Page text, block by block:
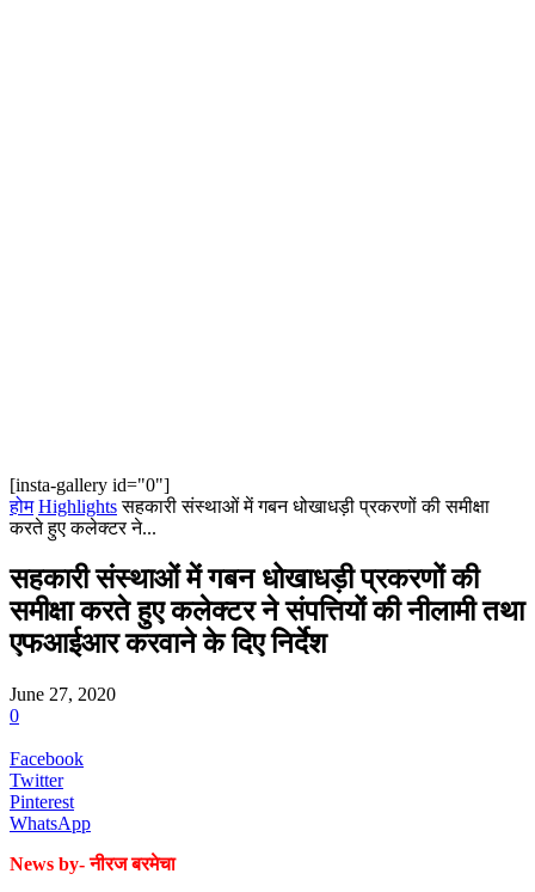
[insta-gallery id="0"]
होम Highlights सहकारी संस्थाओं में गबन धोखाधड़ी प्रकरणों की समीक्षा
करते हुए कलेक्टर ने...
सहकारी संस्थाओं में गबन धोखाधड़ी प्रकरणों की
समीक्षा करते हुए कलेक्टर ने संपत्तियों की नीलामी तथा
एफआईआर करवाने के दिए निर्देश
June 27, 2020
0
Facebook
Twitter
Pinterest
WhatsApp
News by- नीरज बरमेचा